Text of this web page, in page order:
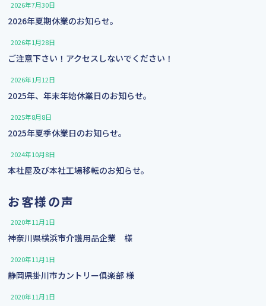
2026年7月30日
2026年夏期休業のお知らせ。
2026年1月28日
ご注意下さい！アクセスしないでください！
2026年1月12日
2025年、年末年始休業日のお知らせ。
2025年8月8日
2025年夏季休業日のお知らせ。
2024年10月8日
本社屋及び本社工場移転のお知らせ。
お客様の声
2020年11月1日
神奈川県横浜市介護用品企業 様
2020年11月1日
静岡県掛川市カントリー俱楽部 様
2020年11月1日